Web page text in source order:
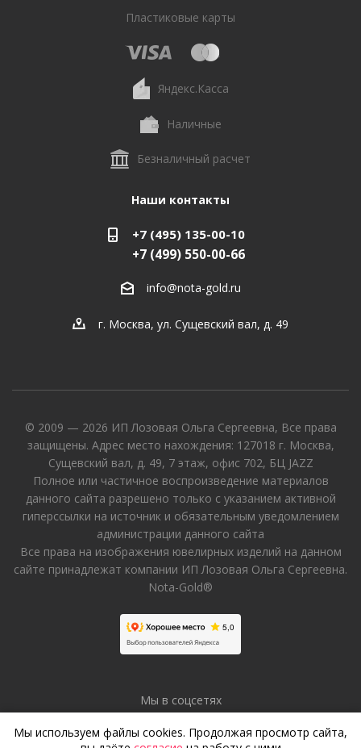
Пластиковые карты
Яндекс.Касса
Наличные
Безналичный расчет
Наши контакты
+7 (495) 135-00-10
+7 (499) 550-00-66
info@nota-gold.ru
г. Москва, ул. Сущевский вал, д. 49
© 2009 — 2026 ИП Лозовая Ольга Сергеевна, Все права
защищены. Адрес место нахождения: 127018 г. Москва,
Сущевский вал, д. 49, 7 этаж, офис 702, БЦ JAZZ
Полное или частичное воспроизведение материалов
данного сайта разрешено только с указанием активной
гиперссылки на источник и обязательным уведомлением
администрации данного сайта
Все права на изображения ювелирных изделий на данном
сайте принадлежат компании ИП Лозовая Ольга Сергеевна.
Nota-Gold®
Мы в соцсетях
Мы используем файлы cookies. Продолжая просмотр сайта,